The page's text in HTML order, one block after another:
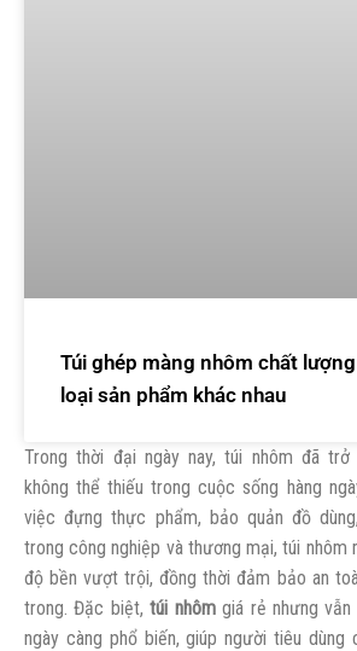
Túi ghép màng nhôm chất
loại sản phẩm khác nhau
Trong thời đại ngày nay, túi nhôm đã
không thể thiếu trong cuộc sống hàng
việc đựng thực phẩm, bảo quản đồ
trong công nghiệp và thương mại, túi nhôm
độ bền vượt trội, đồng thời đảm bảo an
trong. Đặc biệt,túi nhômgiá rẻ nhưng
ngày càng phổ biến, giúp người tiêu dùng